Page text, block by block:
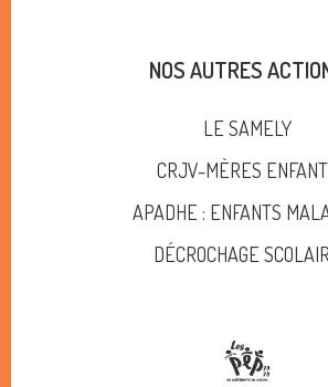
NOS AUTRES
LE SAMELY
CRJV-MÈRES
APADHE : ENFANTS
DÉCROCHAGE